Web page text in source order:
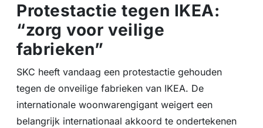
Protestactie tegen IKEA:
“zorg voor veilige
fabrieken”
SKC heeft vandaag een protestactie gehouden
tegen de onveilige fabrieken van IKEA. De
internationale woonwarengigant weigert een
belangrijk internationaal akkoord te ondertekenen